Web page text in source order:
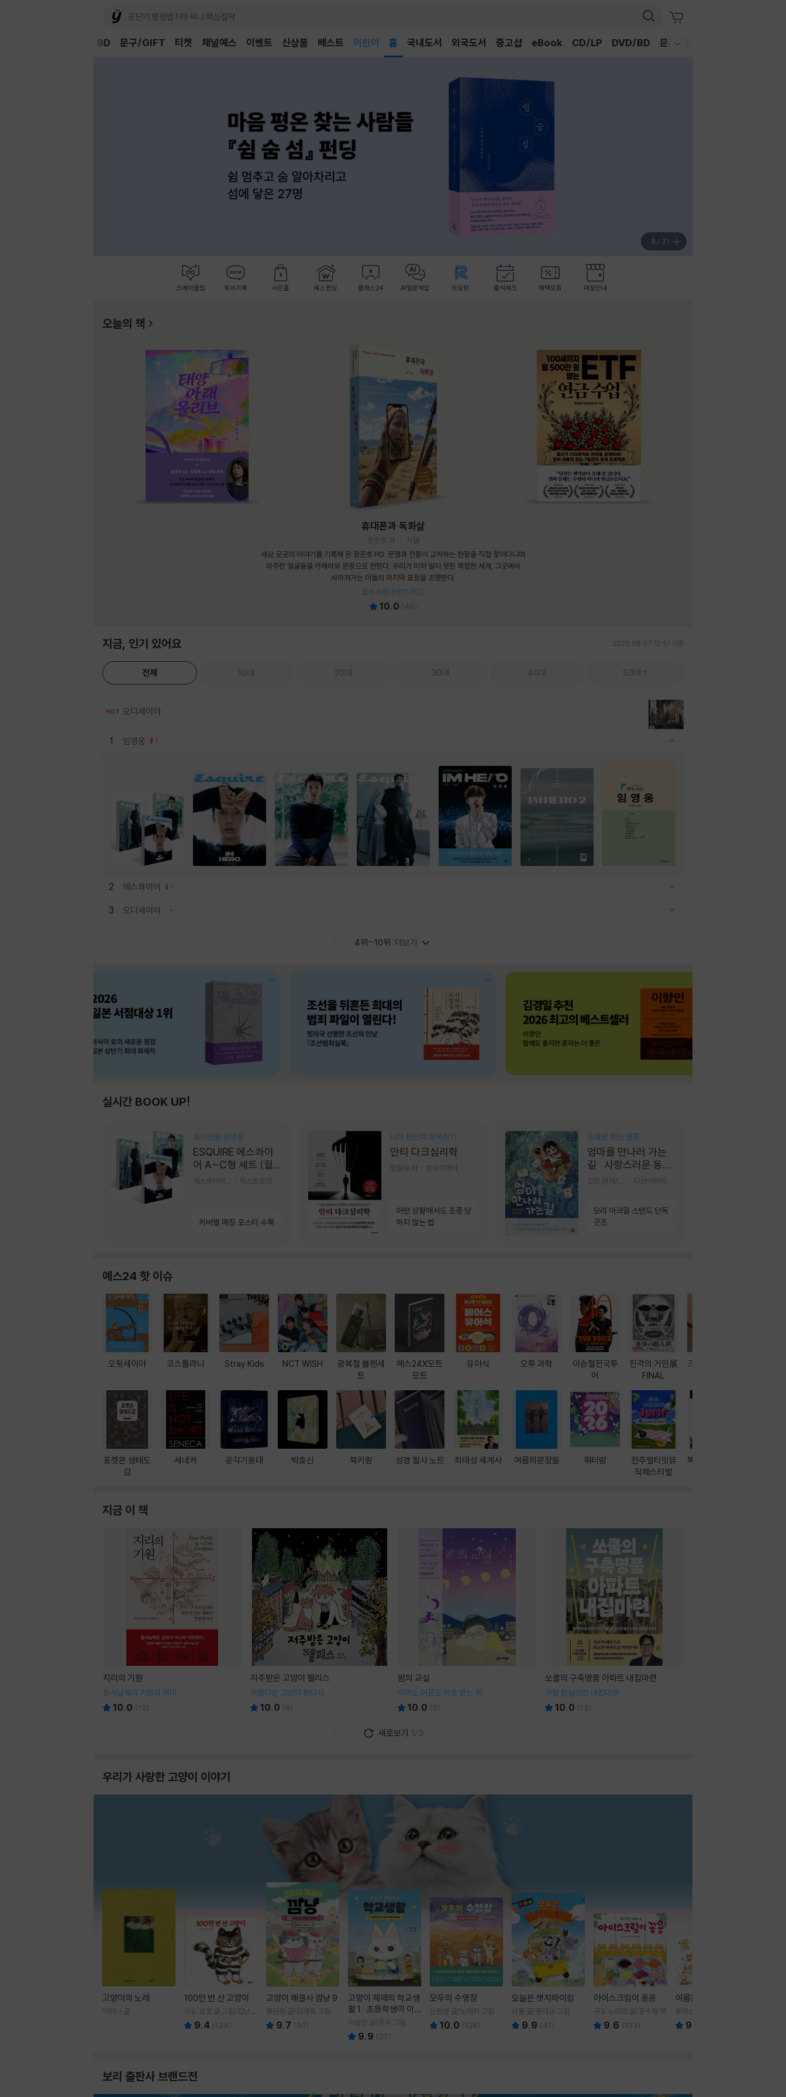
채널예스 이벤트 신상품 베스트
독후감
홈 국내도서 외국도서 중고샵 eBook CD/LP DVD/BD 문구/GIFT
DVD/BD 문구/GIFT 티켓
9 / 21
크레마클럽 독서기록 사은품 예스펀딩 클래스24 AI일문백답 리딩런 출석체크 혜택모음 매장안내
오늘의 책
휴대폰과 독화살
장준호 저
시월
세상 곳곳의 이야기를 기록해 온 장준호 PD. 문명과 전통이 교차하는 현장을 직접 찾아다니며
마주한 얼굴들을 카메라와 문장으로 전한다. 우리가 미처 알지 못한 복잡한 세계, 그곳에서
사라져가는 이들의 마지막 표정을 조명한다.
엽서 8종(포인트차감)
10.0 (46)
지금, 인기 있어요 2026.08.07 12:51 기준
전체 10대 20대 30대 40대 50대
HOT 오디세이아
1 임영웅 1
2 에스콰이어 1
3 오디세이아
4위~10위 더보기
실시간 BOOK UP!
표지모델 임영웅
ESQUIRE 에스콰이
어 A~C형 세트 (월
간) : 9월 [2026]
허스트중앙
커버별 매칭 포스터 수록
나의 판단력 회복하기
안티 다크심리학
임철웅 저 트로이목마
어떤 상황에서도 조종 당
하지 않는 법
동화로 읽는 웹툰
엄마를 만나러 가는
길 : 사랑스러운 동그
라미
다산어린이
모리 아크릴 스탠드 단독
굿즈
예스24 핫 이슈
오뒷세이아
포켓몬 생태도
감
코스톨라니
세네카
Stray Kids
공각기동대
NCT WISH
박효신
광복절 볼펜세
트
북키링
예스24X모트
모트
성경 필사 노트
유아식
최태성 세계사
오투 과학
여름의문장들
이승철전국투
어
워터밤
진격의 거인展
FINAL
전주얼티밋뮤
직페스티벌
크레마 이북 리
뚝딱! AI 3대장
지금 이 책
지리의 기원
동서남북의 기원과 의미
10.0 (12)
저주받은 고양이 펠리스
아름다운 고양이 판타지
10.0 (9)
밤의 교실
아이도 어른도 위로 받는 책
10.0 (6)
쏘쿨의 구축명품 아파트 내집마련
가장 현실적인 내집마련
10.0 (13)
새로보기 1/3
우리가 사랑한 고양이 이야기
고양이의 노래
이미나 글
100만 번 산 고양이
사노 요코 글,그림/김난주
역 9.4 (124)
고양이 해결사 깜냥 9
홍민정 글/김재희 그림
9.7 (60)
고양이 제제의 학교생
활 1 : 초등학생이 이
렇게 힘들 줄이야
이승민 글/온수 그림
9.9 ( 27)
모두의 수영장
신현경 글/노예지 그림
10.0 (126)
오늘은 캣치하이킹
서율 글/윤태규 그림
9.9 (41 )
아이스크림이 꽁꽁
구도 노리코 글/윤수정 역
9.6 (103)
여름을 부탁해
토마쓰리 글그림
9.8
보리 출판사 브랜드전